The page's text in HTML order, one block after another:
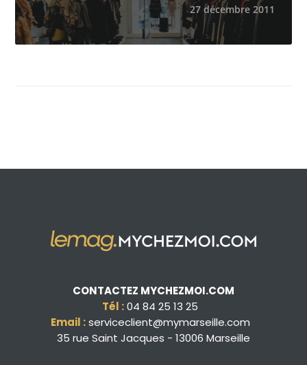
27 décembre 2011
CONTACTEZ MYCHEZMOI.COM
Tél :04 84 25 13 25
Email : serviceclient@mymarseille.com
35 rue Saint Jacques - 13006 Marseille